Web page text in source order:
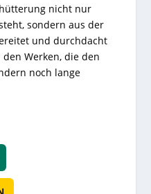
nicht nur
sondern aus der
und durchdacht
Werken, die den
noch lange